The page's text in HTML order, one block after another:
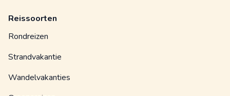
Reissoorten
Rondreizen
Strandvakantie
Wandelvakanties